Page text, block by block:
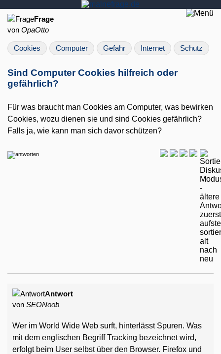
Frage
von OpaOtto
Cookies Computer Gefahr Internet Schutz
Sind Computer Cookies hilfreich oder
gefährlich?
Für was braucht man Cookies am Computer, was bewirken
Cookies, wozu dienen sie und sind Cookies gefährlich?
Falls ja, wie kann man sich davor schützen?
Antwort
von SEONoob
Wer im World Wide Web surft, hinterlässt Spuren. Was
mit dem englischen Begriff Tracking bezeichnet wird,
erfolgt beim User selbst über den Browser. Firefox und